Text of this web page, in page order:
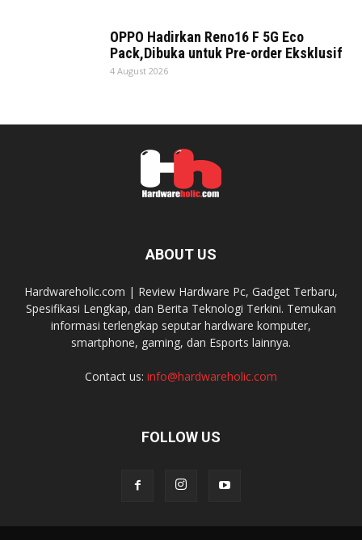
OPPO Hadirkan Reno16 F 5G Eco
Pack,Dibuka untuk Pre-order Eksklusif
4 August 2026
ABOUT US
Hardwareholic.com | Review Hardware Pc, Gadget Terbaru,
Spesifikasi Lengkap, dan Berita Teknologi Terkini. Temukan
informasi terlengkap seputar hardware komputer,
smartphone, gaming, dan Esports lainnya.
Contact us: info@hardwareholic.com
FOLLOW US